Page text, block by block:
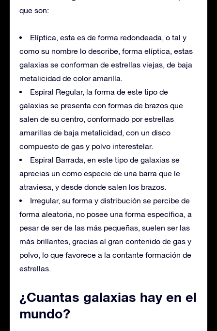
que son:
Elíptica, esta es de forma redondeada, o tal y
como su nombre lo describe, forma elíptica, estas
galaxias se conforman de estrellas viejas, de baja
metalicidad de color amarilla.
Espiral Regular, la forma de este tipo de
galaxias se presenta con formas de brazos que
salen de su centro, conformado por estrellas
amarillas de baja metalicidad, con un disco
compuesto de gas y polvo interestelar.
Espiral Barrada, en este tipo de galaxias se
aprecias un como especie de una barra que le
atraviesa, y desde donde salen los brazos.
Irregular, su forma y distribución se percibe de
forma aleatoria, no posee una forma específica, a
pesar de ser de las más pequeñas, suelen ser las
más brillantes, gracias al gran contenido de gas y
polvo, lo que favorece a la contante formación de
estrellas.
¿Cuantas galaxias hay en el
mundo?